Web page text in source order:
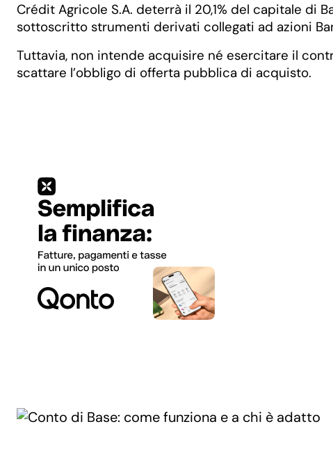
Crédit Agricole S.A. deterrà il 20,1% del capitale di
sottoscritto strumenti derivati collegati ad azioni
Tuttavia, non intende acquisire né esercitare il
scattare l’obbligo di offerta pubblica di acquisto.